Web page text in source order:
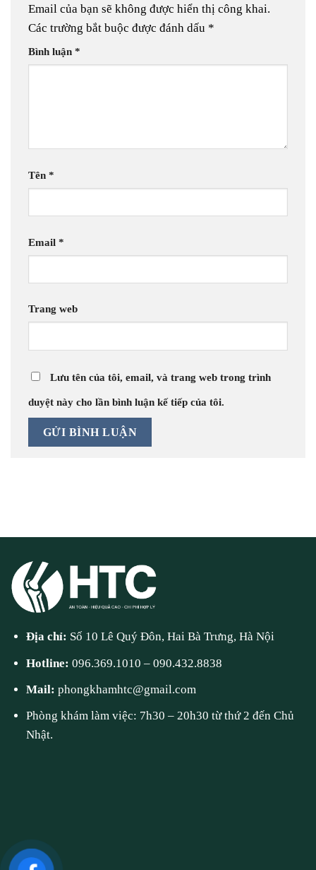
Email của bạn sẽ không được hiển thị công khai.
Các trường bắt buộc được đánh dấu *
Bình luận *
Tên *
Email *
Trang web
Lưu tên của tôi, email, và trang web trong trình
duyệt này cho lần bình luận kế tiếp của tôi.
Địa chỉ: Số 10 Lê Quý Đôn, Hai Bà Trưng, Hà Nội
Hotline:096.369.1010 –090.432.8838
Mail:phongkhamhtc@gmail.com
Phòng khám làm việc: 7h30 – 20h30 từ thứ 2 đến Chủ
Nhật.